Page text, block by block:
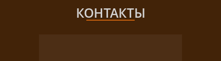
КОНТАКТЫ